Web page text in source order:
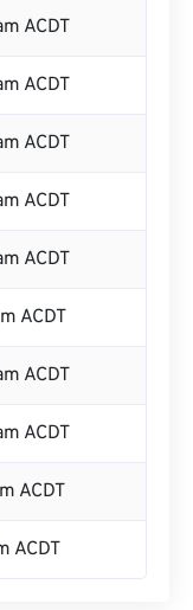
ACDT
ACDT
ACDT
ACDT
ACDT
ACDT
ACDT
ACDT
ACDT
ACDT